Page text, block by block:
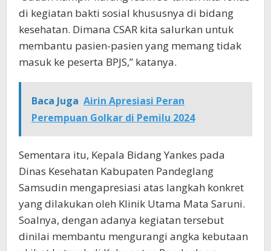
di kegiatan bakti sosial khususnya di bidang
kesehatan. Dimana CSAR kita salurkan untuk
membantu pasien-pasien yang memang tidak
masuk ke peserta BPJS,” katanya.
Baca Juga Airin Apresiasi Peran
Perempuan Golkar di Pemilu 2024
Sementara itu, Kepala Bidang Yankes pada
Dinas Kesehatan Kabupaten Pandeglang
Samsudin mengapresiasi atas langkah konkret
yang dilakukan oleh Klinik Utama Mata Saruni.
Soalnya, dengan adanya kegiatan tersebut
dinilai membantu mengurangi angka kebutaan